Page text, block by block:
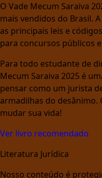
O Vade Mecum Saraiva
mais vendidos do Brasil.
as principais leis e
para concursos públicos
Para todo estudante de
Mecum Saraiva 2025 é
pensar como um jurista
armadilhas do desânimo.
mudar sua vida!
Ver livro recomendado
Literatura Jurídica
Nosso conteúdo é